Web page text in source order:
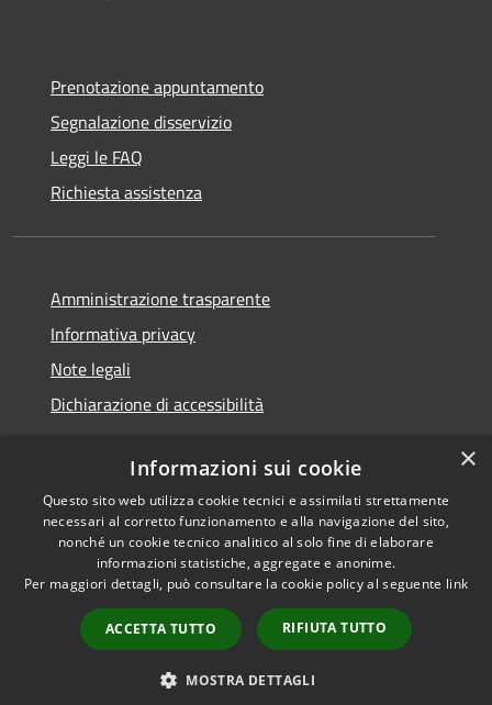
Prenotazione appuntamento
Segnalazione disservizio
Leggi le FAQ
Richiesta assistenza
Amministrazione trasparente
Informativa privacy
Note legali
Dichiarazione di accessibilità
RSS
Accessibilità
Cookie
Mappa del sito
WebMail
Copyright © 2026 • Comune di
Santa Teresa Gallura •
Powered byMunicipium
Accesso redazione
×
Informazioni sui cookie
Questo sito web utilizza cookie tecnici e assimilati strettamente
necessari al corretto funzionamento e alla navigazione del sito,
nonché un cookie tecnico analitico al solo fine di elaborare
informazioni statistiche, aggregate e anonime.
Per maggiori dettagli, può consultare la cookie policy al seguente link
ACCETTA TUTTO RIFIUTA TUTTO
MOSTRA DETTAGLI